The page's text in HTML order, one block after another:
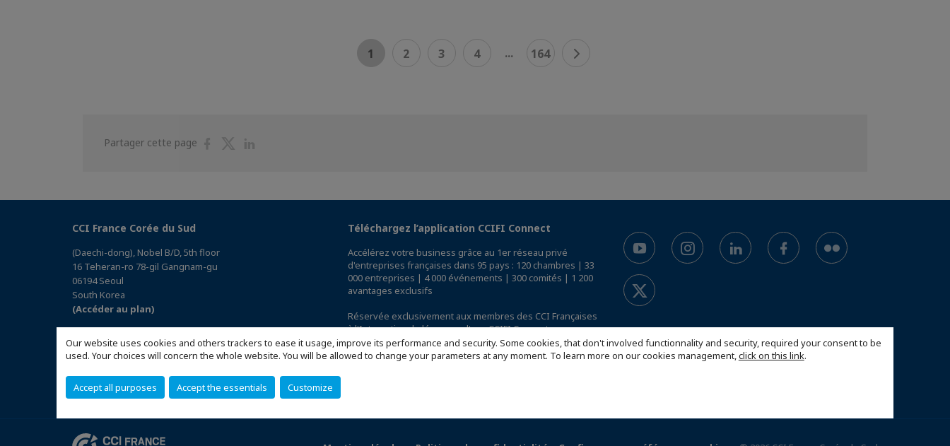
Our website uses cookies and others trackers to ease it usage, improve its performance and security. Some cookies, that don't involved functionnality and security, required your consent to be
used. Your choices will concern the whole website. You will be allowed to change your parameters at any moment. To learn more on our cookies management,click on this link.
Accept all purposes Accept the essentials Customize
1 2 3 4 ... 164
Partager cette page
PartagerPartager
CCI France Corée du Sud
(Daechi-dong), Nobel B/D, 5th floor
16 Teheran-ro 78-gil Gangnam-gu
06194 Seoul
South Korea
(Accéder au plan)
Téléchargez l’application CCIFI Connect
Accélérez votre business grâce au 1er réseau privé
d'entreprises françaises dans 95 pays : 120 chambres | 33
000 entreprises | 4 000 événements | 300 comités | 1 200
avantages exclusifs
Réservée exclusivement aux membres des CCI Françaises
à l'International,découvrez l'app CCIFI Connect.